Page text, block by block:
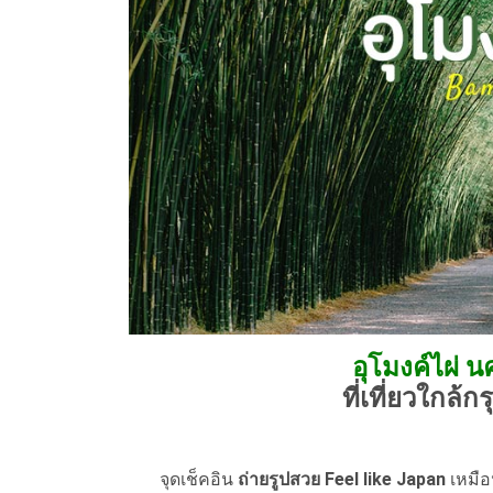
อุโมงค์ไผ่ น
ที่เที่ยวใกล้ก
จุดเช็คอิน ถ่ายรูปสวย Feel like Japan เหมื